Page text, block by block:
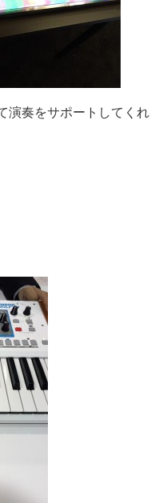
奏をサポートしてく